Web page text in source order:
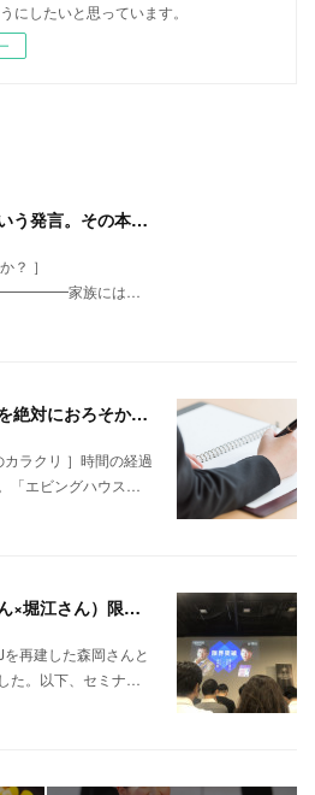
にしたいと思っています。
経営者の「社員は家族」という発言。その本質が、やっとわかった。
？ ］
家族には…
トップ営業マンが「メモ」を絶対におろそかにしない理由
カラクリ ］時間の経過
「エビングハウス…
セミナーレポート（森岡さん×堀江さん）限界突破
再建した森岡さんと
た。以下、セミナ…